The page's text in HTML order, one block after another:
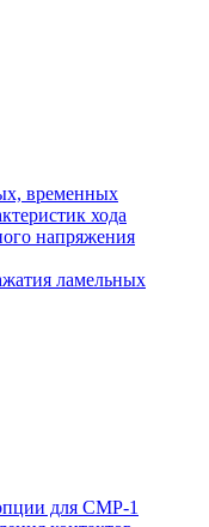
временных
хода
напряжения
ламельных
для СМР-1